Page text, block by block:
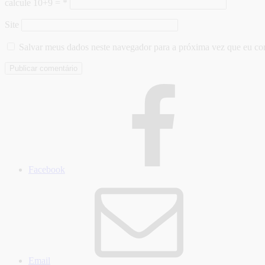
calcule 10+9 =
Site
Salvar meus dados neste navegador para a próxima vez que eu
Facebook
Email